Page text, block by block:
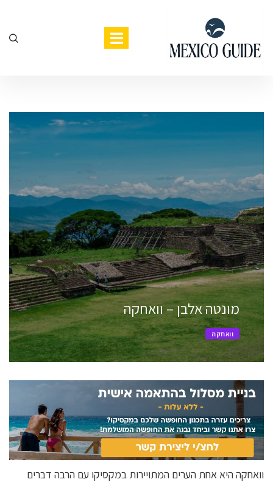
מונטה אלבן – וואחקה
וואחקה
וואחקה היא אחת הערים המתויירות במקסיקו עם הרבה דברים